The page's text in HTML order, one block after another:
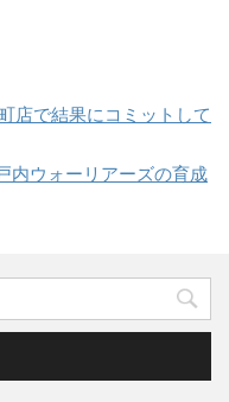
店で結果にコミットして
内ウォーリアーズの育成